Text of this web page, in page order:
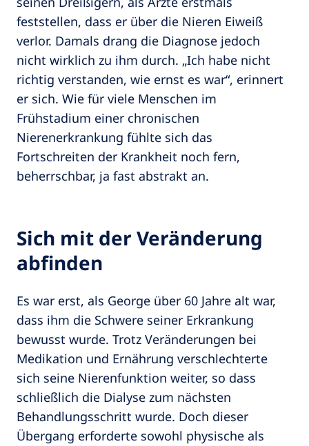
feststellen, dass er über die Nieren Eiweiß
verlor. Damals drang die Diagnose jedoch
nicht wirklich zu ihm durch. „Ich habe nicht
richtig verstanden, wie ernst es war“, erinnert
er sich. Wie für viele Menschen im
Frühstadium einer chronischen
Nierenerkrankung fühlte sich das
Fortschreiten der Krankheit noch fern,
beherrschbar, ja fast abstrakt an.
Sich mit der Veränderung
abfinden
Es war erst, als George über 60 Jahre alt war,
dass ihm die Schwere seiner Erkrankung
bewusst wurde. Trotz Veränderungen bei
Medikation und Ernährung verschlechterte
sich seine Nierenfunktion weiter, so dass
schließlich die Dialyse zum nächsten
Behandlungsschritt wurde. Doch dieser
Übergang erforderte sowohl physische als